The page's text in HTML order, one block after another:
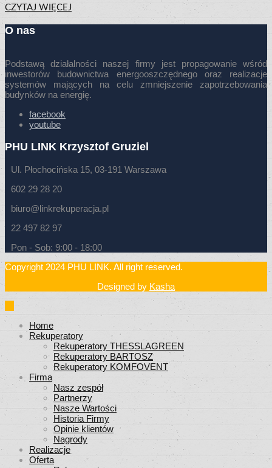
CZYTAJ WIĘCEJ
O nas
Podstawą działalności naszej firmy jest propagowanie wśród
inwestorów budownictwa energooszczędnego oraz realizacje
systemów mających na celu zmniejszenie zapotrzebowania
budynków na energię.
facebook
youtube
PHU LINK Krzysztof Gruziel
Ul. Płochocińska 15, 03-191 Warszawa
602 29 28 20
biuro@linkrekuperacja.pl
22 497 82 97
Pon - Sob: 9:00 - 18:00
Copyright 2024 PHU LINK. All right reserved.
Designed by Kasha
Home
Rekuperatory
Rekuperatory THESSLAGREEN
Rekuperatory BARTOSZ
Rekuperatory KOMFOVENT
Firma
Nasz zespół
Partnerzy
Nasze Wartości
Historia Firmy
Opinie klientów
Nagrody
Realizacje
Oferta